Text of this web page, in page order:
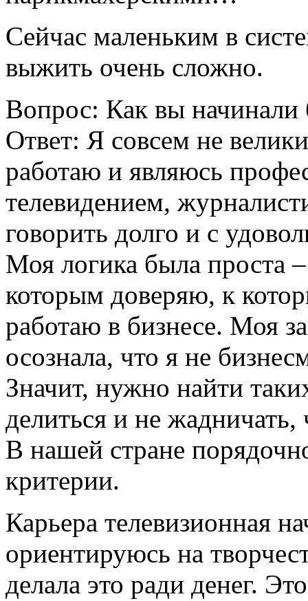
Сейчас маленьким в
выжить очень сложно.
Вопрос: Как вы начинали
Ответ: Я совсем не
работаю и являюсь
телевидением,
говорить долго и с
Моя логика была проста
которым доверяю, к
работаю в бизнесе. Моя
осознала, что я не
Значит, нужно найти
делиться и не жадничать,
В нашей стране
критерии.
Карьера телевизионная
ориентируюсь на
делала это ради денег.